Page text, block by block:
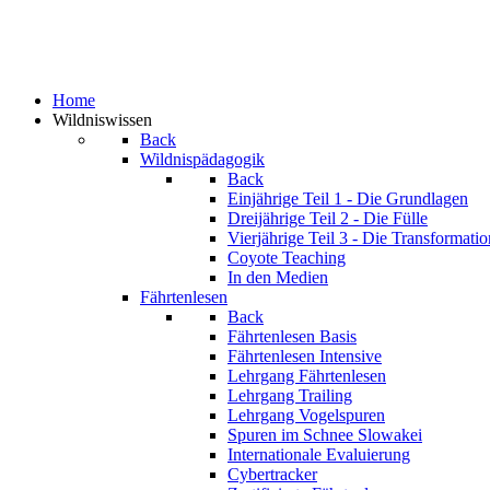
Home
Wildniswissen
Back
Wildnispädagogik
Back
Einjährige Teil 1 - Die Grundlagen
Dreijährige Teil 2 - Die Fülle
Vierjährige Teil 3 - Die
Coyote Teaching
In den Medien
Fährtenlesen
Back
Fährtenlesen Basis
Fährtenlesen Intensive
Lehrgang Fährtenlesen
Lehrgang Trailing
Lehrgang Vogelspuren
Spuren im Schnee Slowakei
Internationale Evaluierung
Cybertracker